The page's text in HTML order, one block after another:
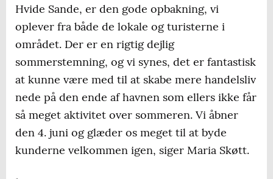
Hvide Sande, er den gode opbakning, vi
oplever fra både de lokale og turisterne i
området. Der er en rigtig dejlig
sommerstemning, og vi synes, det er fantastisk
at kunne være med til at skabe mere handelsliv
nede på den ende af havnen som ellers ikke får
så meget aktivitet over sommeren. Vi åbner
den 4. juni og glæder os meget til at byde
kunderne velkommen igen, siger Maria Skøtt.